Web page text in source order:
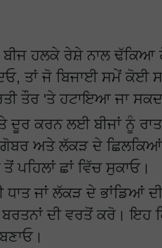
ਬੀਜ ਹਲਕੇ ਰੇਸ਼ੇ ਨਾਲ
ਤਾਂ ਜੋ ਬਿਜਾਈ ਸਮੇਂ ਕੋਈ
ਤੌਰ 'ਤੇ ਹਟਾਇਆ ਜਾ
ਦੂਰ ਕਰਨ ਲਈ ਬੀਜਾਂ ਨੂੰ ਰਾਤ
ਗੋਬਰ ਅਤੇ ਲੱਕੜ ਦੇ
ਪਹਿਲਾਂ ਛਾਂ ਵਿੱਚ ਸੁਕਾਓ।
ਜਾਂ ਲੱਕੜ ਦੇ ਭਾਂਡਿਆਂ
ਬਰਤਨਾਂ ਦੀ ਵਰਤੋਂ ਕਰੋ। ਇਹ